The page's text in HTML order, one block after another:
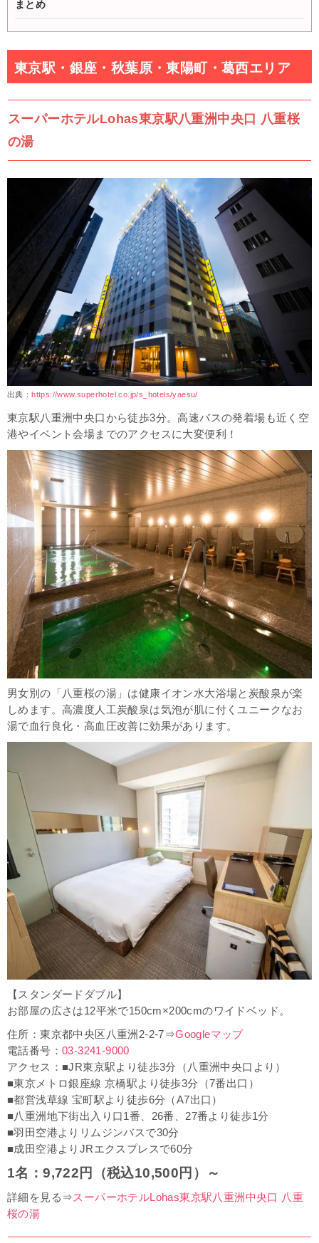
まとめ
東京駅・銀座・秋葉原・東陽町・葛西エリア
スーパーホテルLohas東京駅八重洲中央口 八重桜
の湯
出典： https://www.superhotel.co.jp/s_hotels/yaesu/
東京駅八重洲中央口から徒歩3分。高速バスの発着場も近く空
港やイベント会場までのアクセスに大変便利！
男女別の「八重桜の湯」は健康イオン水大浴場と炭酸泉が楽
しめます。高濃度人工炭酸泉は気泡が肌に付くユニークなお
湯で血行良化・高血圧改善に効果があります。
【スタンダードダブル】
お部屋の広さは12平米で150cm×200cmのワイドベッド。
住所：東京都中央区八重洲2-2-7⇒Googleマップ
電話番号： 03-3241-9000
アクセス：■JR東京駅より徒歩3分（八重洲中央口より）
■東京メトロ銀座線 京橋駅より徒歩3分（7番出口）
■都営浅草線 宝町駅より徒歩6分（A7出口）
■八重洲地下街出入り口1番、26番、27番より徒歩1分
■羽田空港よりリムジンバスで30分
■成田空港よりJRエクスプレスで60分
1名：9,722円（税込10,500円）～
詳細を見る⇒スーパーホテルLohas東京駅八重洲中央口 八重
桜の湯